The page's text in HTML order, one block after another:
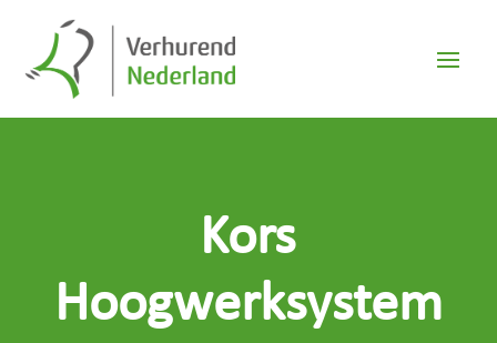
Kors
Hoogwerksystem